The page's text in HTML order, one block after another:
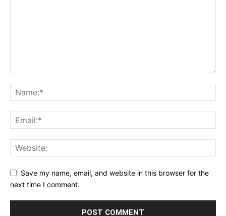
Save my name, email, and website in this browser for the
next time I comment.